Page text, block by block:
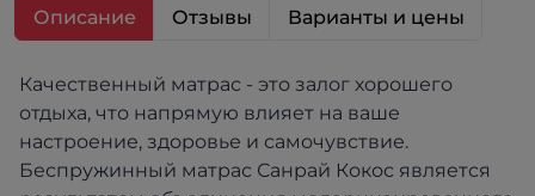
Описание Отзывы Варианты и цены
Качественный матрас - это залог хорошего
отдыха, что напрямую влияет на ваше
настроение, здоровье и самочувствие.
Беспружинный матрас Санрай Кокос является